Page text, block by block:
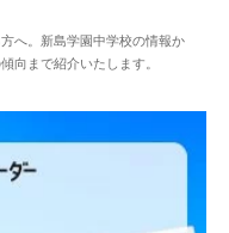
2024.04.02
へ。新島学園中学校の情報か
向まで紹介いたします。